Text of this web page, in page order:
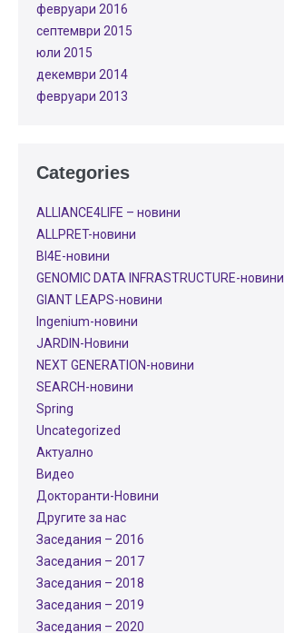
февруари 2016
септември 2015
юли 2015
декември 2014
февруари 2013
Categories
ALLIANCE4LIFE​ – новини
ALLPRET-новини
BI4E-новини
GENOMIC DATA INFRASTRUCTURE-новини
GIANT LEAPS-новини
Ingenium-новини
JARDIN-Новини
NEXT GENERATION-новини
SEARCH-новини
Spring
Uncategorized
Актуално
Видео
Докторанти-Новини
Другите за нас
Заседания – 2016
Заседания – 2017
Заседания – 2018
Заседания – 2019
Заседания – 2020